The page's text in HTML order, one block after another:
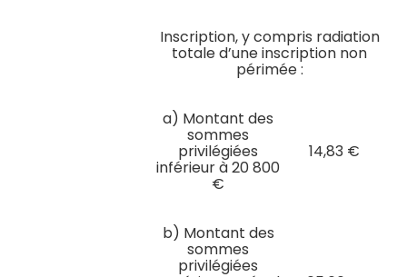
Inscription, y compris radiation
totale d’une inscription non
périmée :
a) Montant des
sommes
privilégiées
inférieur à 20 800
€
14,83 €
b) Montant des
sommes
privilégiées